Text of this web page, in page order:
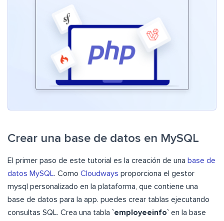
Crear una base de datos en MySQL
El primer paso de este tutorial es la creación de una base de
datos MySQL. Como Cloudways proporciona el gestor
mysql personalizado en la plataforma, que contiene una
base de datos para la app. puedes crear tablas ejecutando
consultas SQL. Crea una tabla `employeeinfo` en la base